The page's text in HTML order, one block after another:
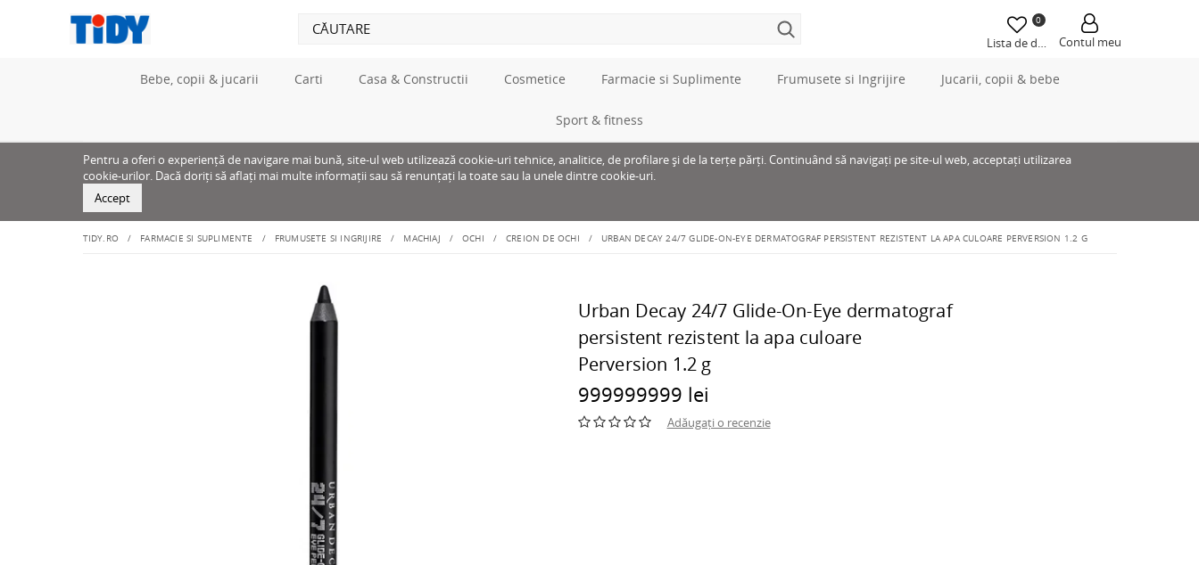
0
Lista de dorințeContul meu
Bebe, copii & jucarii Carti Casa & Constructii Cosmetice Farmacie si Suplimente Frumusete si Ingrijire Jucarii, copii & bebe
Sport & fitness
Pentru a oferi o experiență de navigare mai bună, site-ul web utilizează cookie-uri tehnice, analitice, de profilare și de la terțe părți. Continuând să navigați pe site-ul web, acceptați utilizarea
cookie-urilor. Dacă doriți să aflați mai multe informații sau să renunțați la toate sau la unele dintre cookie-uri.
Accept
TIDY.RO FARMACIE SI SUPLIMENTE FRUMUSETE SI INGRIJIRE MACHIAJ OCHI CREION DE OCHI URBAN DECAY 24/7 GLIDE-ON-EYE DERMATOGRAF PERSISTENT REZISTENT LA APA CULOARE PERVERSION 1.2 G
Urban Decay 24/7 Glide-On-Eye dermatograf
persistent rezistent la apa culoare
Perversion 1.2 g
999999999 lei
Adăugați o recenzie